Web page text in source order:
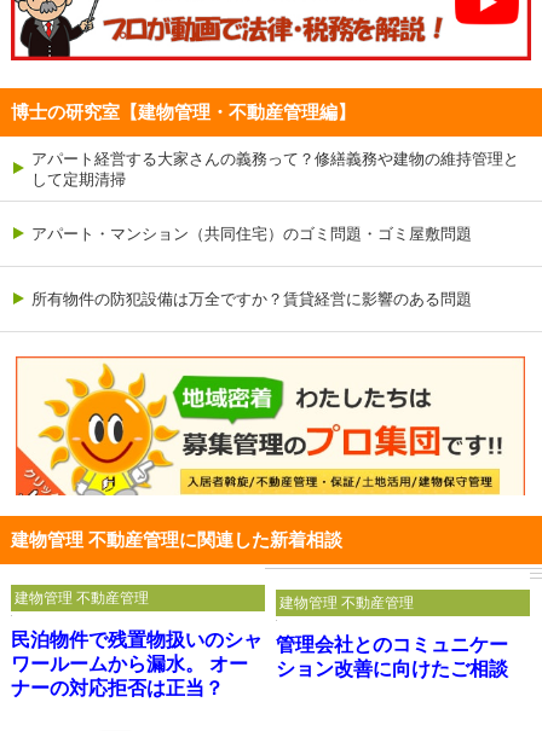
博士の研究室【建物管理・不動産管理編】
アパート経営する大家さんの義務って？修繕義務や建物の維持管理と
して定期清掃
アパート・マンション（共同住宅）のゴミ問題・ゴミ屋敷問題
所有物件の防犯設備は万全ですか？賃貸経営に影響のある問題
建物管理 不動産管理に関連した新着相談
民泊物件で残置物扱いのシャ
ワールームから漏水。 オー
ナーの対応拒否は正当？
建物管理 不動産管理
管理会社とのコミュニケー
ション改善に向けたご相談
建物管理 不動産管理